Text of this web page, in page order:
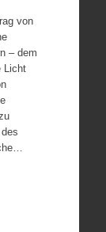
von
– dem
Licht